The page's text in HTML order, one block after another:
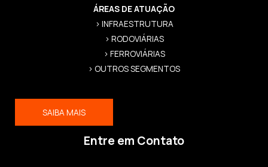
ÁREAS DE ATUAÇÃO
> INFRAESTRUTURA
> RODOVIÁRIAS
> FERROVIÁRIAS
> OUTROS SEGMENTOS
SAIBA MAIS
Entre em Contato